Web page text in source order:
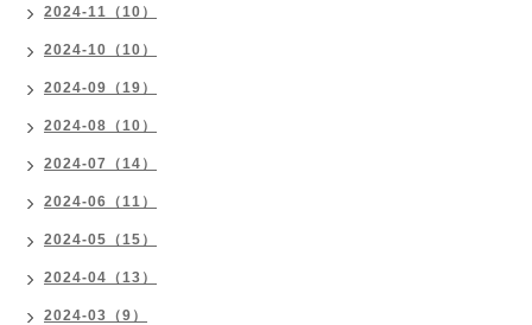
2024-11（10）
2024-10（10）
2024-09（19）
2024-08（10）
2024-07（14）
2024-06（11）
2024-05（15）
2024-04（13）
2024-03（9）